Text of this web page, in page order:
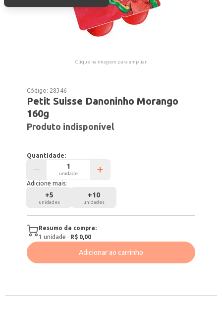
Clique na imagem para ampliar.
Código: 28346
Petit Suisse Danoninho Morango
160g
Produto indisponível
Quantidade:
unidade
Adicione mais:
+5
unidades
+10
unidades
Resumo da compra:
1 unidade · R$ 0,00
Adicionar ao carrinho